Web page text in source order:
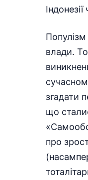
влади.
згадати
що
про